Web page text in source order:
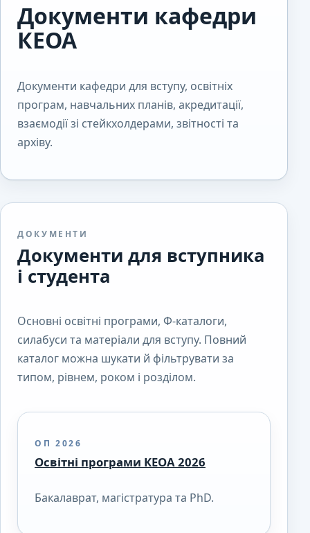
Документи кафедри
КЕОА
Документи кафедри для вступу, освітніх
програм, навчальних планів, акредитації,
взаємодії зі стейкхолдерами, звітності та
архіву.
ДОКУМЕНТИ
Документи для вступника
і студента
Основні освітні програми, Ф-каталоги,
силабуси та матеріали для вступу. Повний
каталог можна шукати й фільтрувати за
типом, рівнем, роком і розділом.
ОП 2026
Освітні програми КЕОА 2026
Бакалаврат, магістратура та PhD.